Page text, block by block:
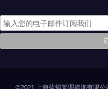
©2021 上海蓝韬管理咨询有限